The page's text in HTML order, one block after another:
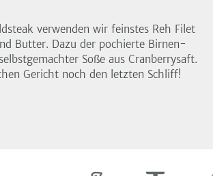
verwenden wir feinstes Reh Filet
Butter. Dazu der pochierte Birnen-
Soße aus Cranberrysaft.
Gericht noch den letzten Schliff!